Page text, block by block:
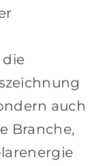
auch
Branche,